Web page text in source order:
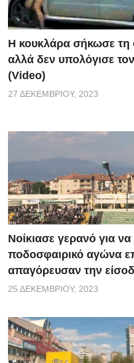
Η κουκλάρα σήκωσε τη
αλλά δεν υπολόγισε
(Video)
27 ΔΕΚΕΜΒΡΊΟΥ, 2023
Νοίκιασε γερανό για να
ποδοσφαιρικό αγώνα
απαγόρευσαν την
25 ΔΕΚΕΜΒΡΊΟΥ, 2023